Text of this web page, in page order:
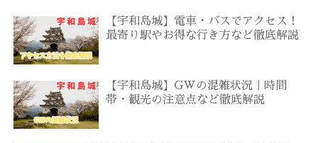
【宇和島城】電車・バスでアクセス！
最寄り駅やお得な行き方など徹底解説
【宇和島城】GWの混雑状況｜時間
帯・観光の注意点など徹底解説